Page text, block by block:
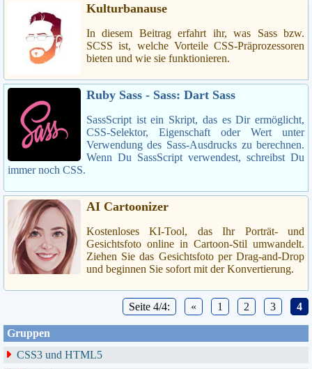
Kulturbanause
In diesem Beitrag erfahrt ihr, was Sass bzw.
SCSS ist, welche Vorteile CSS-Präprozessoren
bieten und wie sie funktionieren.
Ruby Sass - Sass: Dart Sass
SassScript ist ein Skript, das es Dir ermöglicht,
CSS-Selektor, Eigenschaft oder Wert unter
Verwendung des Sass-Ausdrucks zu berechnen.
Wenn Du SassScript verwendest, schreibst Du
immer noch CSS.
AI Cartoonizer
Kostenloses KI-Tool, das Ihr Porträt- und
Gesichtsfoto online in Cartoon-Stil umwandelt.
Ziehen Sie das Gesichtsfoto per Drag-and-Drop
und beginnen Sie sofort mit der Konvertierung.
Seite 4/4: « 1 2 3 4
Gruppen
CSS3 und HTML5